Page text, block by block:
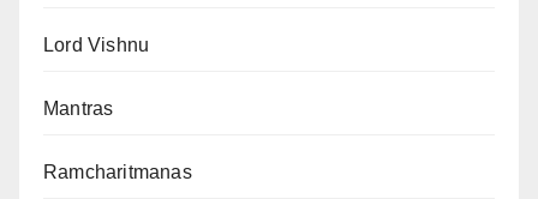
Lord Vishnu
Mantras
Ramcharitmanas